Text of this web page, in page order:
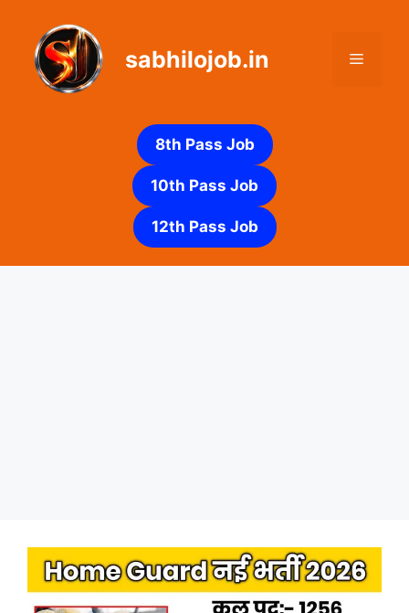
content
sabhilojob.in Menu
8th Pass Job
10th Pass Job
12th Pass Job